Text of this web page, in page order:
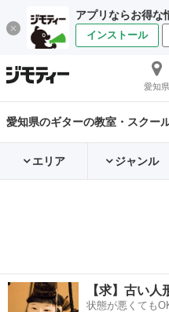
アプリならお得な
インストール
愛知県
愛知県のギターの教室・スクー
エリア ジャンル
【求】古い人
状態が悪くても